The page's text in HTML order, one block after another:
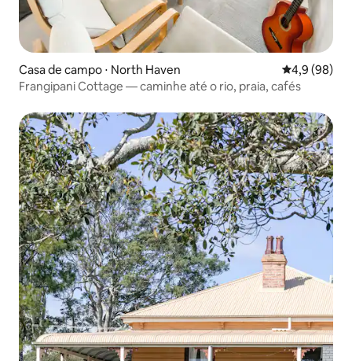
Casa de campo ⋅ North Haven 4,9 de uma
4,9 (98)
Frangipani Cottage — caminhe até o rio, praia, cafés